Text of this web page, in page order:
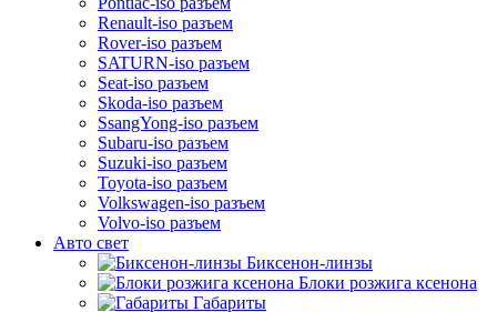
Renault-iso разъем
Rover-iso разъем
SATURN-iso разъем
Seat-iso разъем
Skoda-iso разъем
SsangYong-iso разъем
Subaru-iso разъем
Suzuki-iso разъем
Toyota-iso разъем
Volkswagen-iso разъем
Volvo-iso разъем
Авто свет
Биксенон-линзы
Блоки розжига ксенона
Габариты